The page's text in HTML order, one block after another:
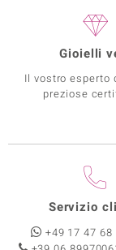
Gioielli
Il vostro esperto
preziose
Servizio
+49 17 47 68